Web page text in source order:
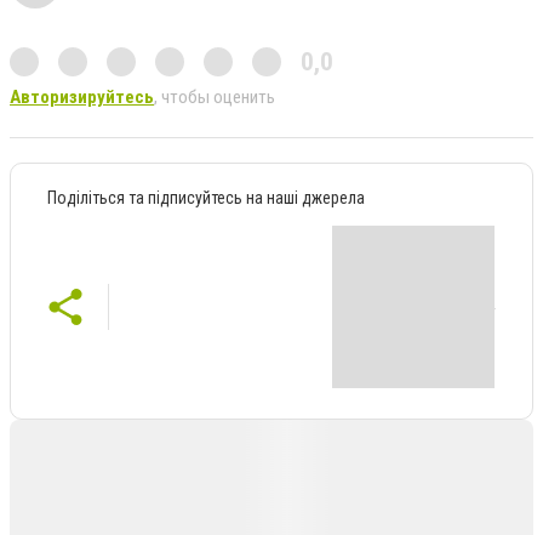
0,0
Авторизируйтесь, чтобы оценить
Поділіться та підписуйтесь на наші джерела